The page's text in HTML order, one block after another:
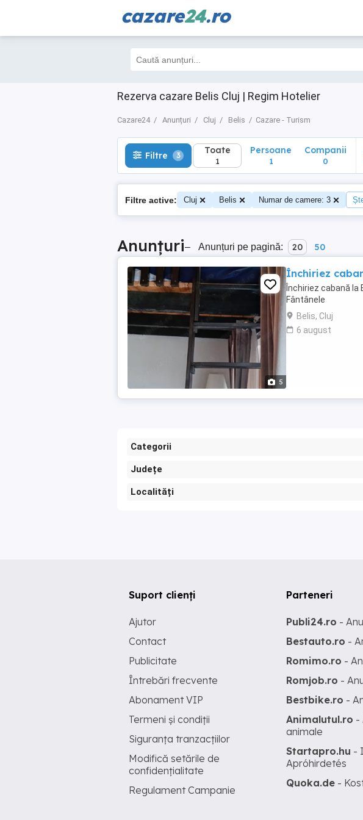
cazare24.ro
Rezerva cazare Belis Cluj | Regim Hotelier
Cazare24 Anunțuri Cluj Belis Cazare - Turism
Filtre 3 Toate
1
Filtre 3 Toate
1
Persoane
1
Companii
0
Filtre active: Cluj Belis Numar de camere: 3
Anunțuri– Anunțuri pe pagină: 20 50
5
Închiriez
Închiriez cabană la
Fântânele
Belis, Cluj
6 august
Categorii
Județe
Localități
Suport clienți
Ajutor
Contact
Publicitate
Întrebări frecvente
Abonament VIP
Termeni și condiții
Siguranța tranzacțiilor
Modifică setările de
confidențialitate
Regulament Campanie
Parteneri
Publi24.ro -
Bestauto.ro -
Romimo.ro -
Romjob.ro -
Bestbike.ro -
Animalutul.ro -
animale
Startapro.hu -
Apróhirdetés
Quoka.de -